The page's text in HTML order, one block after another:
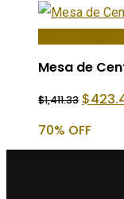
Mesa de
$1,411.33 El
precio
era:
$
70% OFF